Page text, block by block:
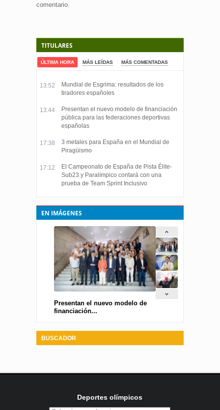
comentario.
TITULARES
ÚLTIMA HORA MÁS LEÍDAS MÁS COMENTADAS
13:52
Mundial de Esgrima: resultados de los
tiradores españoles
13:44
Presentan el nuevo modelo de financiación
pública para las federaciones deportivas
españolas
17:38
3 metales para España en el Mundial de
Piragüismo
17:12
El Campeonato de España de Pista Élite-
Sub23 y Paralímpico contará con una
prueba de Team Sprint Inclusivo
EN IMÁGENES
Presentan el nuevo modelo de
financiación...
BUSCADOR
Deportes olímpicos